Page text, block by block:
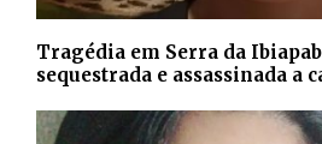
Tragédia em Serra da
sequestrada e assassinada a